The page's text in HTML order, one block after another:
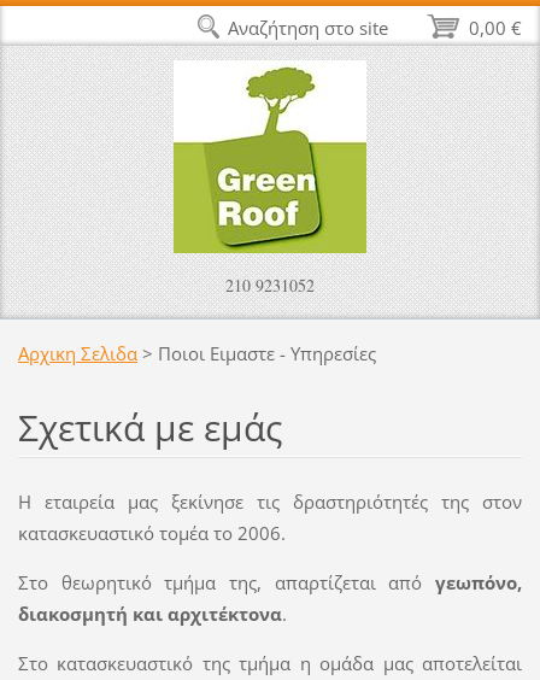
210 9231052
Αρχικη Σελιδα > Ποιοι Ειμαστε - Υπηρεσίες
Σχετικά με εμάς
Η εταιρεία μας ξεκίνησε τις δραστηριότητές της στον
κατασκευαστικό τομέα το 2006.
Στο θεωρητικό τμήμα της, απαρτίζεται απόγεωπόνο,
διακοσμητή και αρχιτέκτονα.
Στο κατασκευαστικό της τμήμα η ομάδα μας αποτελείται
0,00 €
Αναζήτηση στο site